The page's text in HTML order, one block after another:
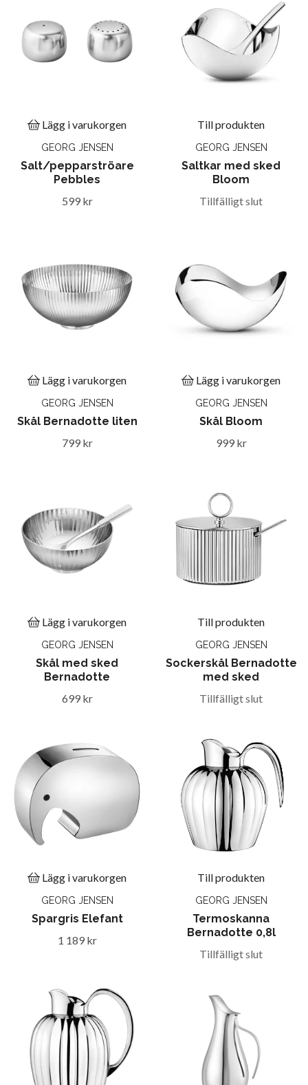
Lägg i varukorgen
GEORG JENSEN
Salt/pepparströare
Pebbles
599 kr
Till produkten
GEORG JENSEN
Saltkar med sked
Bloom
Tillfälligt slut
Lägg i varukorgen
GEORG JENSEN
Skål Bernadotte liten
799 kr
Lägg i varukorgen
GEORG JENSEN
Skål Bloom
999 kr
Lägg i varukorgen
GEORG JENSEN
Skål med sked
Bernadotte
699 kr
Till produkten
GEORG JENSEN
Sockerskål Bernadotte
med sked
Tillfälligt slut
Lägg i varukorgen
GEORG JENSEN
Spargris Elefant
1 189 kr
Till produkten
GEORG JENSEN
Termoskanna
Bernadotte 0,8l
Tillfälligt slut